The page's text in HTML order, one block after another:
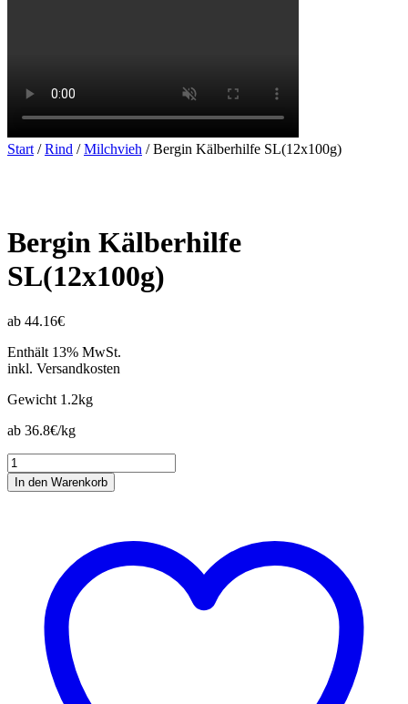
Start /Rind /Milchvieh / Bergin Kälberhilfe SL(12x100g)
Bergin Kälberhilfe
SL(12x100g)
ab 44.16€
Enthält 13% MwSt.
inkl. Versandkosten
Gewicht 1.2kg
ab 36.8€/kg
Bergin
Kälberhilfe
SL(12x100g)
In den Warenkorb